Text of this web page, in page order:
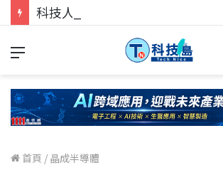
首頁 / 晶成半導體